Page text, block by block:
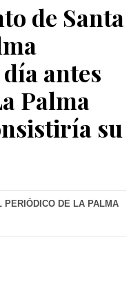
de Santa
antes
Palma
su
PERIÓDICO DE LA PALMA